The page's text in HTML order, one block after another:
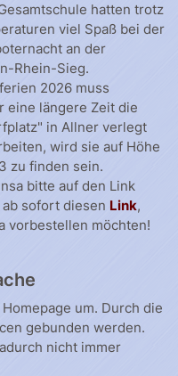
hatten trotz
viel Spaß bei der
an der
Rhein-Sieg.
2026 muss
eine längere Zeit die
in Allner verlegt
wird sie auf Höhe
zu finden sein.
bitte auf den Link
sofort diesen Link,
vorbestellen möchten!
um. Durch die
gebunden werden.
nicht immer